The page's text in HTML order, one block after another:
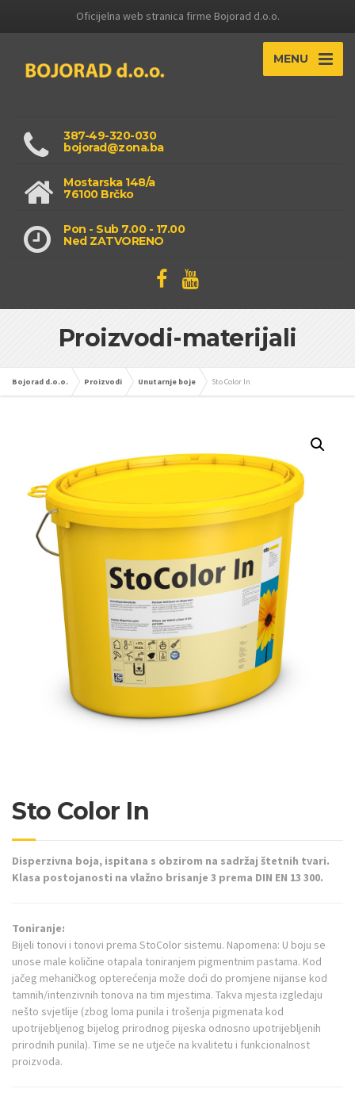
Oficijelna web stranica firme Bojorad d.o.o.
MENU
387-49-320-030
bojorad@zona.ba
Mostarska 148/a
76100 Brčko
Pon - Sub 7.00 - 17.00
Ned ZATVORENO
Proizvodi-materijali
Bojorad d.o.o. Proizvodi Unutarnje boje Sto Color In
Sto Color In
Disperzivna boja, ispitana s obzirom na sadržaj štetnih tvari.
Klasa postojanosti na vlažno brisanje 3 prema DIN EN 13 300.
Toniranje:
Bijeli tonovi i tonovi prema StoColor sistemu. Napomena: U boju se
unose male količine otapala toniranjem pigmentnim pastama. Kod
jačeg mehaničkog opterećenja može doći do promjene nijanse kod
tamnih/intenzivnih tonova na tim mjestima. Takva mjesta izgledaju
nešto svjetlije (zbog loma punila i trošenja pigmenata kod
upotrijebljenog bijelog prirodnog pijeska odnosno upotrijebljenih
prirodnih punila). Time se ne utječe na kvalitetu i funkcionalnost
proizvoda.